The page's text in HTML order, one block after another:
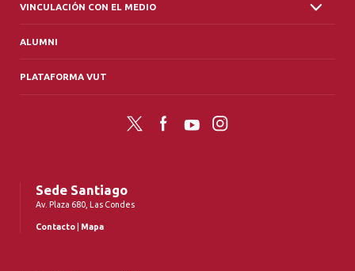
VINCULACIÓN CON EL MEDIO
ALUMNI
PLATAFORMA VUT
Twitter FacebookYouTubeInstagram
Sede Santiago
Av. Plaza 680, Las Condes
Contacto Mapa